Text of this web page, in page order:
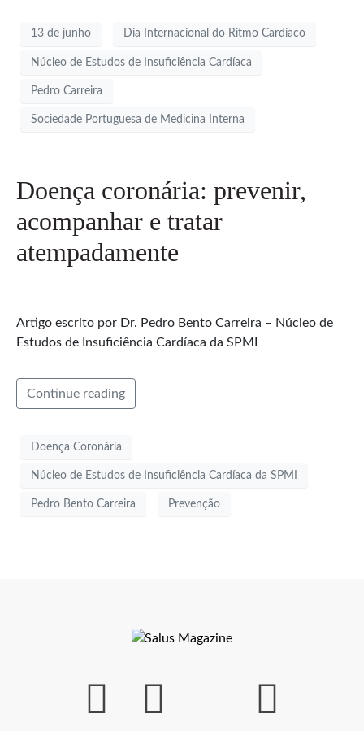
13 de junho Dia Internacional do Ritmo Cardíaco
Núcleo de Estudos de Insuficiência Cardíaca
Pedro Carreira
Sociedade Portuguesa de Medicina Interna
Doença coronária: prevenir,
acompanhar e tratar
atempadamente
Artigo escrito por Dr. Pedro Bento Carreira – Núcleo de
Estudos de Insuficiência Cardíaca da SPMI
Continue reading
Doença Coronária
Núcleo de Estudos de Insuficiência Cardíaca da SPMI
Pedro Bento Carreira Prevenção